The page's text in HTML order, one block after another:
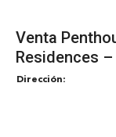
Venta
Residences
Dirección: